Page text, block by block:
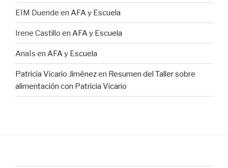
EIM Duende en AFA y Escuela
Irene Castillo en AFA y Escuela
Anaïs en AFA y Escuela
Patricia Vicario Jiménezen Resumen del Taller sobre
alimentación con Patricia Vicario